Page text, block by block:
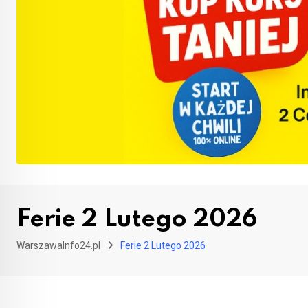
Ferie 2 Lutego 2026
WarszawaInfo24.pl Ferie 2 Lutego 2026